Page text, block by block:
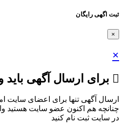
ثبت اگهی رایگان
×
×
برای ارسال آگهی
ارسال آگهی تنها برای اعضای سایت
چنانچه هم‌ اکنون عضو سایت هستید
در سایت ثبت نام کنید